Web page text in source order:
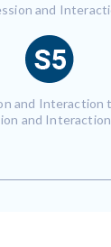
and
and Interaction
and